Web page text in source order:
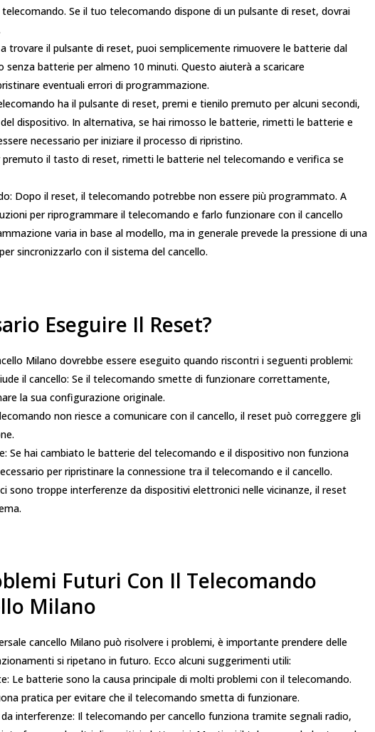
Se il tuo telecomando dispone di un pulsante di reset, dovrai
trovare il pulsante di reset, puoi semplicemente rimuovere le batterie dal
senza batterie per almeno 10 minuti. Questo aiuterà a scaricare
eventuali errori di programmazione.
ha il pulsante di reset, premi e tienilo premuto per alcuni secondi,
dispositivo. In alternativa, se hai rimosso le batterie, rimetti le batterie e
necessario per iniziare il processo di ripristino.
premuto il tasto di reset, rimetti le batterie nel telecomando e verifica se
Dopo il reset, il telecomando potrebbe non essere più programmato. A
per riprogrammare il telecomando e farlo funzionare con il cancello
varia in base al modello, ma in generale prevede la pressione di una
sincronizzarlo con il sistema del cancello.
Eseguire Il Reset?
Milano dovrebbe essere eseguito quando riscontri i seguenti problemi:
il cancello: Se il telecomando smette di funzionare correttamente,
la sua configurazione originale.
non riesce a comunicare con il cancello, il reset può correggere gli
Se hai cambiato le batterie del telecomando e il dispositivo non funziona
per ripristinare la connessione tra il telecomando e il cancello.
sono troppe interferenze da dispositivi elettronici nelle vicinanze, il reset
Futuri Con Il Telecomando
Milano
cancello Milano può risolvere i problemi, è importante prendere delle
si ripetano in futuro. Ecco alcuni suggerimenti utili:
Le batterie sono la causa principale di molti problemi con il telecomando.
pratica per evitare che il telecomando smetta di funzionare.
interferenze: Il telecomando per cancello funziona tramite segnali radio,